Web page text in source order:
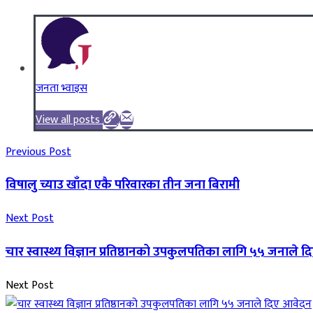
जनता भ्वाइस
View all posts
Previous Post
विषालु च्याउ खाँदा एकै परिवारका तीन जना बिरामी
Next Post
चार स्वास्थ्य विज्ञान प्रतिष्ठानको उपकुलपतिका लागि ५५ जनाले
Next Post